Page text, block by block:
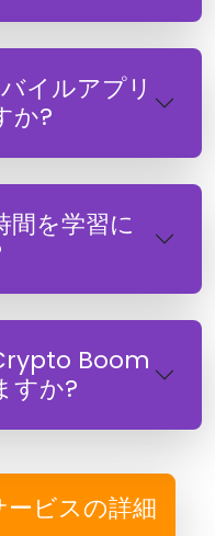
イルアプリ
か?
間を学習に
Boom
すか?
ビスの詳細